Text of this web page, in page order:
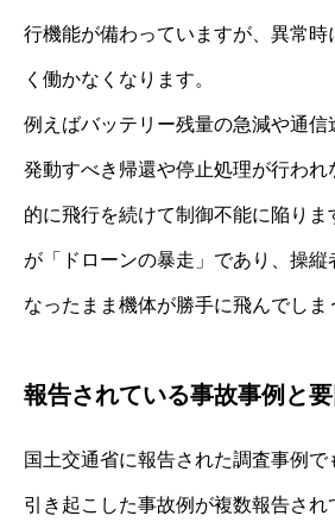
行機能が備わっていますが、異常時
く働かなくなります。
例えばバッテリー残量の急減や通信
発動すべき帰還や停止処理が行われ
的に飛行を続けて制御不能に陥り
が「ドローンの暴走」であり、操縦
なったまま機体が勝手に飛んでしま
報告されている事故事例と要
国土交通省に報告された調査事例
引き起こした事故例が複数報告され